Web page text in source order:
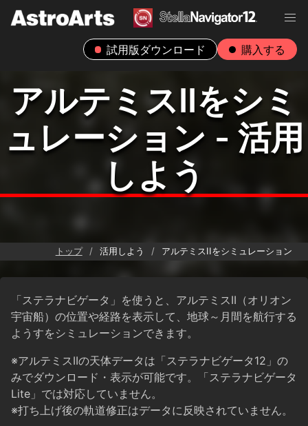
試用版ダウンロード 購入する
アルテミスIIをシミ
ュレーション - 活用
しよう
トップ 活用しよう アルテミスIIをシミュレーション
「ステラナビゲータ」を使うと、アルテミスII（オリオン
宇宙船）の位置や経路を表示して、地球～月間を航行する
ようすをシミュレーションできます。
※アルテミスIIの天体データは「ステラナビゲータ12」の
みでダウンロード・表示が可能です。「ステラナビゲータ
Lite」では対応していません。
※打ち上げ後の軌道修正はデータに反映されていません。